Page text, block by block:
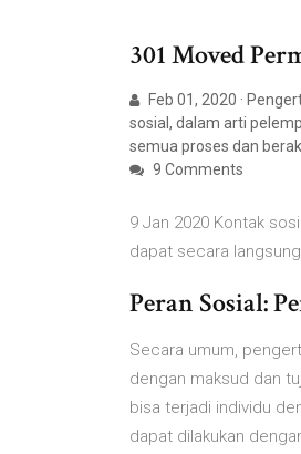
301 Moved
Feb 01, 2020 ·
sosial, dalam arti
semua proses dan
9 Comments
9 Jan 2020 Kontak
dapat secara
Peran Sosial:
Secara umum,
dengan maksud dan
bisa terjadi individu
dapat dilakukan